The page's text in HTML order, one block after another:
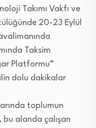
Takımı Vakfı ve
20-23 Eylül
Taksim
Platformu”
dolu dakikalar
toplumun
bu alanda çalışan